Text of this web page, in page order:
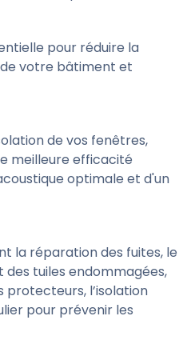
pour réduire la
votre bâtiment et
de vos fenêtres,
meilleure efficacité
optimale et d'un
la réparation des fuites, le
tuiles endommagées,
l’isolation
pour prévenir les